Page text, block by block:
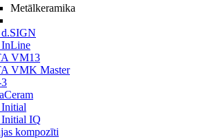
Metālkeramika
InLine
VM13
VMK Master
IQ
kompozīti